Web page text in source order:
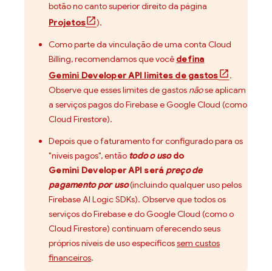
botão no canto superior direito da página
Projetos
).
Como parte da vinculação de uma conta Cloud
Billing, recomendamos que você defina
Gemini Developer API limites de gastos
.
Observe que esses limites de gastos nãose aplicam
a serviços pagos do Firebase eGoogle Cloud (como
Cloud Firestore).
Depois que o faturamento for configurado para os
"níveis pagos", então todo o usodo
Gemini Developer API será preço de
pagamento por uso(incluindo qualquer uso pelos
Firebase AI LogicSDKs). Observe que todos os
serviços do Firebase e doGoogle Cloud (como o
Cloud Firestore) continuam oferecendo seus
próprios níveis de uso específicossem custos
financeiros.